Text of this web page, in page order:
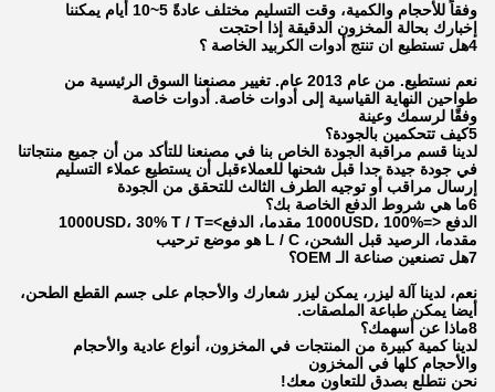
وفقاً للأحجام والكمية، وقت التسليم مختلف عادةً 5~10 أيام يمكننا
إخبارك بحالة المخزون الدقيقة إذا احتجت
4هل تستطيع ان تنتج أدوات الكربيد الخاصة ؟
نعم نستطيع. من عام 2013 عام. تغيير مصنعنا السوق الرئيسية من
طواحين النهاية القياسية إلى أدوات خاصة. أدوات خاصة
وفقًا لرسمك وعينة
5كيف تتحكمين بالجودة؟
لدينا قسم مراقبة الجودة الخاص بنا في مصنعنا للتأكد من أن جميع منتجاتنا
في جودة جيدة جدا قبل شحنها للعملاءقبل أن يستطيع عملاء التسليم
إرسال مراقب أو توجيه الطرف الثالث للتحقق من الجودة
6ما هي شروط الدفع الخاصة بك؟
الدفع <=1000USD، 100% مقدما، الدفع>=1000USD، 30% T / T
مقدما، الرصيد قبل الشحن، L / C هو موضع ترحيب
7هل تصنعين صناعة الـ OEM؟
نعم، لدينا آلة ليزر، يمكن ليزر شعارك والأحجام على جسم القطع الطحن،
أيضا يمكن طباعة الملصقات.
8ماذا عن أسهمك؟
لدينا كمية كبيرة من المنتجات في المخزون، أنواع عادية والأحجام
والأحجام كلها في المخزون
نحن نتطلع بصدق للتعاون معك!